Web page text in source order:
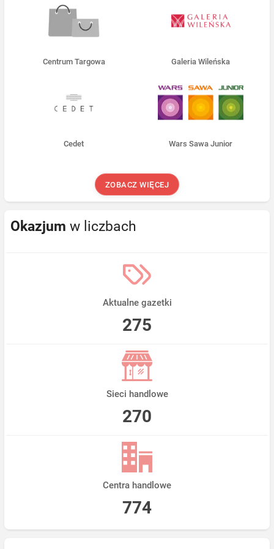
Centrum Targowa Galeria Wileńska
Cedet Wars Sawa Junior
ZOBACZ WIĘCEJ
Okazjum w liczbach
Aktualne gazetki
275
Sieci handlowe
270
Centra handlowe
774